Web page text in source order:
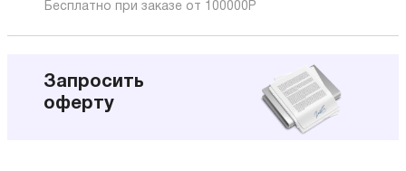
Бесплатно при заказе от 100000 Р
Запросить
оферту